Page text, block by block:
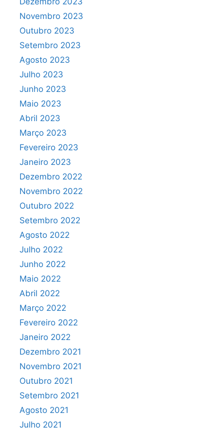
Novembro 2023
Outubro 2023
Setembro 2023
Agosto 2023
Julho 2023
Junho 2023
Maio 2023
Abril 2023
Março 2023
Fevereiro 2023
Janeiro 2023
Dezembro 2022
Novembro 2022
Outubro 2022
Setembro 2022
Agosto 2022
Julho 2022
Junho 2022
Maio 2022
Abril 2022
Março 2022
Fevereiro 2022
Janeiro 2022
Dezembro 2021
Novembro 2021
Outubro 2021
Setembro 2021
Agosto 2021
Julho 2021